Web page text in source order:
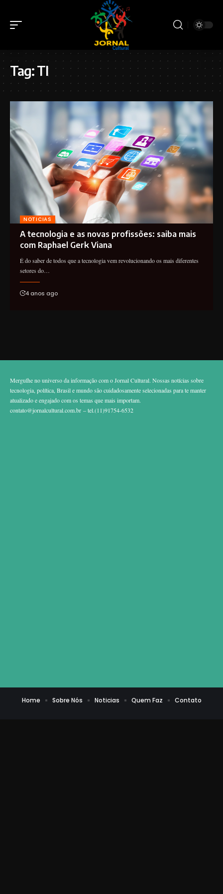
Tag:TI
NOTICIAS
A tecnologia e as novas profissões: saiba mais
com Raphael Gerk Viana
É do saber de todos que a tecnologia vem revolucionando os mais diferentes
setores do…
4 anos ago
Mergulhe no universo da informação com o Jornal Cultural. Nossas notícias sobre
tecnologia, política, Brasil e mundo são cuidadosamente selecionadas para te manter
atualizado e engajado com os temas que mais importam.
contato@jornalcultural.com.br – tel.(11)91754-6532
Home Sobre Nós Noticias Quem Faz Contato